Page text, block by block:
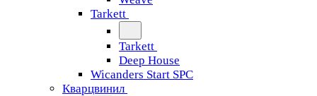
Tarkett
Tarkett
Deep House
Wicanders Start SPC
Кварцвинил